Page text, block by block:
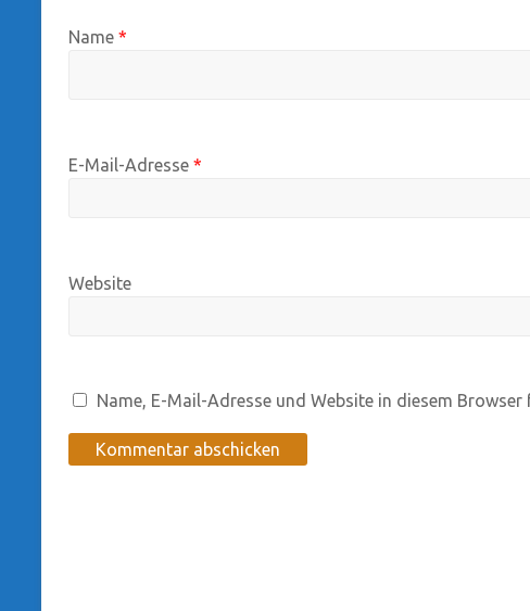
Name *
E-Mail-Adresse *
Website
Name, E-Mail-Adresse und Website in diesem